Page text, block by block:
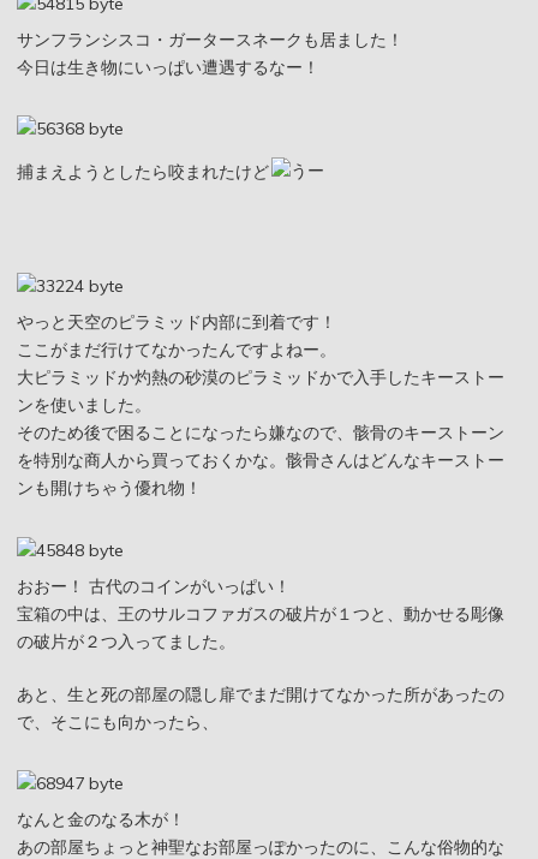
サンフランシスコ・ガータースネークも居ました！
今日は生き物にいっぱい遭遇するなー！
捕まえようとしたら咬まれたけど
やっと天空のピラミッド内部に到着です！
ここがまだ行けてなかったんですよねー。
大ピラミッドか灼熱の砂漠のピラミッドかで入手したキーストー
ンを使いました。
そのため後で困ることになったら嫌なので、骸骨のキーストーン
を特別な商人から買っておくかな。骸骨さんはどんなキーストー
ンも開けちゃう優れ物！
おおー！ 古代のコインがいっぱい！
宝箱の中は、王のサルコファガスの破片が１つと、動かせる彫像
の破片が２つ入ってました。
あと、生と死の部屋の隠し扉でまだ開けてなかった所があったの
で、そこにも向かったら、
なんと金のなる木が！
あの部屋ちょっと神聖なお部屋っぽかったのに、こんな俗物的な